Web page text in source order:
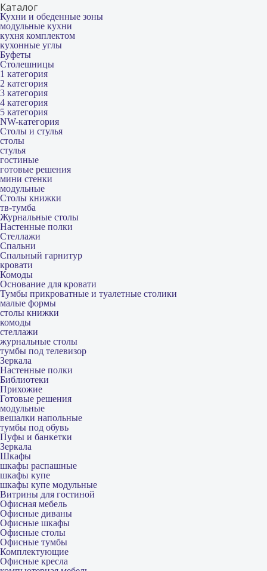
Каталог
Кухни и обеденные зоны
модульные кухни
кухня комплектом
кухонные углы
Буфеты
Столешницы
1 категория
2 категория
3 категория
4 категория
5 категория
NW-категория
Столы и стулья
столы
стулья
гостиные
готовые решения
мини стенки
модульные
Столы книжки
тв-тумба
Журнальные столы
Настенные полки
Стеллажи
Спальни
Спальный гарнитур
кровати
Комоды
Основание для кровати
Тумбы прикроватные и туалетные столики
малые формы
столы книжки
комоды
стеллажи
журнальные столы
тумбы под телевизор
Зеркала
Настенные полки
Библиотеки
Прихожие
Готовые решения
модульные
вешалки напольные
тумбы под обувь
Пуфы и банкетки
Зеркала
Шкафы
шкафы распашные
шкафы купе
шкафы купе модульные
Витрины для гостиной
Офисная мебель
Офисные диваны
Офисные шкафы
Офисные столы
Офисные тумбы
Комплектующие
Офисные кресла